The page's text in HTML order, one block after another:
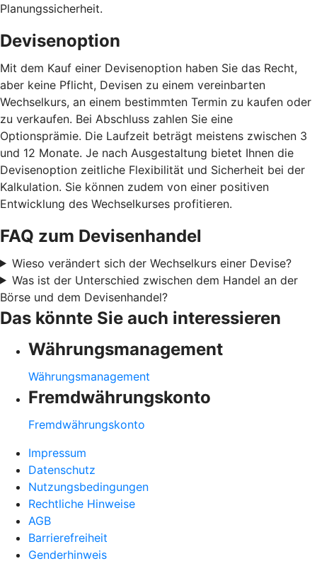
Planungssicherheit.
Devisenoption
Mit dem Kauf einer Devisenoption haben Sie das Recht,
aber keine Pflicht, Devisen zu einem vereinbarten
Wechselkurs, an einem bestimmten Termin zu kaufen oder
zu verkaufen. Bei Abschluss zahlen Sie eine
Optionsprämie. Die Laufzeit beträgt meistens zwischen 3
und 12 Monate. Je nach Ausgestaltung bietet Ihnen die
Devisenoption zeitliche Flexibilität und Sicherheit bei der
Kalkulation. Sie können zudem von einer positiven
Entwicklung des Wechselkurses profitieren.
FAQ zum Devisenhandel
Wieso verändert sich der Wechselkurs einer Devise?
Was ist der Unterschied zwischen dem Handel an der
Börse und dem Devisenhandel?
Das könnte Sie auch interessieren
Währungsmanagement
Währungsmanagement
Fremdwährungskonto
Fremdwährungskonto
Impressum
Datenschutz
Nutzungsbedingungen
Rechtliche Hinweise
AGB
Barrierefreiheit
Genderhinweis